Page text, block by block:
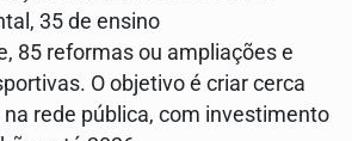
35 de ensino
85 reformas ou ampliações e
O objetivo é criar cerca
rede pública, com investimento